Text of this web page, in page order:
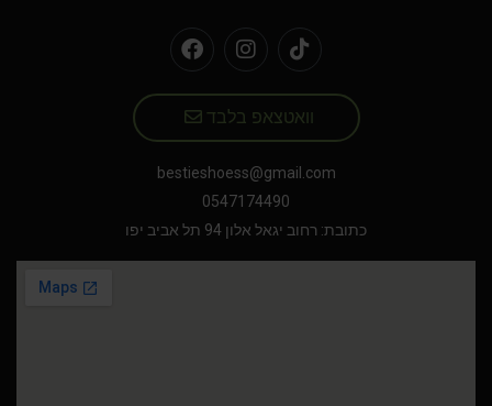
וואטצאפ בלבד
bestieshoess@gmail.com
0547174490
כתובת: רחוב יגאל אלון 94 תל אביב יפו